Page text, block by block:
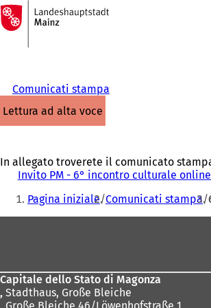
Vai al contenuto
Alla
pagina
iniziale
Comunicati stampa
lettura ad alta voce
In allegato troverete il comunicato
Invito PM - 6° incontro culturale
Siete
qui:
Pagina iniziale Comunicati stampa
Capitale dello Stato di Magonza
, Stadthaus, Große Bleiche